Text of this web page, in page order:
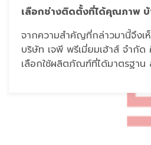
เลือกช่างติดตั้งที่ได้คุณภาพ บ้
จากความสำคัญที่กล่าวมานี้จึงเ
บริษัท เจพี พรีเมี่ยมเฮ้าส์ จำกั
เลือกใช้ผลิตภัณฑ์ที่ได้มาตรฐาน